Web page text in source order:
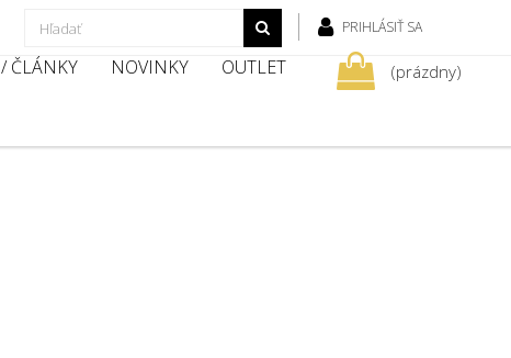
PRIHLÁSIŤ SA
ČLÁNKY NOVINKY OUTLET (prázdny)